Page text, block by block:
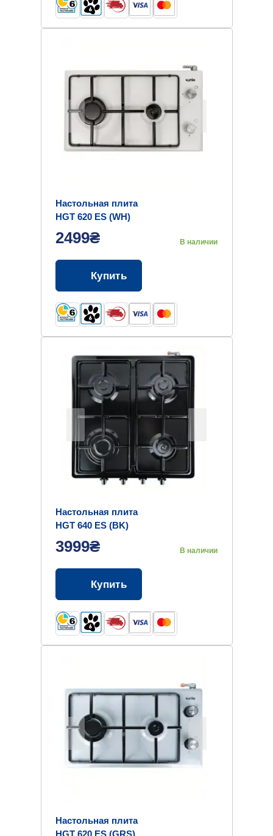
Настольная плита
HGT 620 ES (WH)
2499₴ В наличии
Купить
Настольная плита
HGT 640 ES (BK)
3999₴ В наличии
Купить
Настольная плита
HGT 620 ES (GRS)